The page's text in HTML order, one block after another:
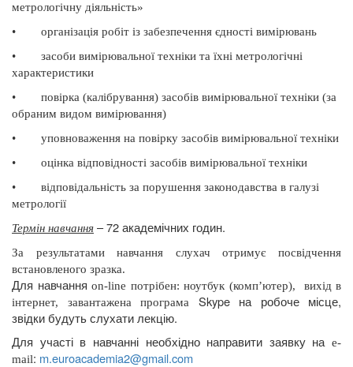
метрологічну діяльність»
•
організація робіт із забезпечення єдності вимірювань
•
засоби вимірювальної техніки та їхні метрологічні
характеристики
•
повірка (калібрування) засобів вимірювальної техніки (за
обраним видом вимірювання)
•
уповноваження на повірку засобів вимірювальної техніки
•
оцінка відповідності засобів вимірювальної техніки
•
відповідальність за порушення законодавства в галузі
метрології
Термін навчання – 72 академічних годин.
За результатами навчання слухач отримує посвідчення
встановленого зразка.
Для навчання on-line потрібен: ноутбук (комп’ютер),
вихід в
інтернет, завантажена програма Skypeна робоче місце,
звідки будуть слухати лекцію.
Для участі в навчанні необхідно направити заявку на e-
mail: m.euroacademia2@gmail.com